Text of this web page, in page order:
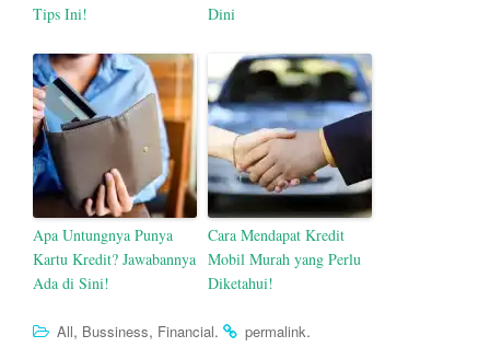
Tips Ini!
Dini
Apa Untungnya Punya
Kartu Kredit? Jawabannya
Ada di Sini!
Cara Mendapat Kredit
Mobil Murah yang Perlu
Diketahui!
All, Bussiness, Financial. permalink.